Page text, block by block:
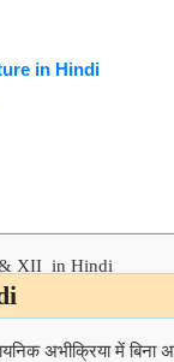
in Hindi
& XII in Hindi
अभीक्रिया में बिना